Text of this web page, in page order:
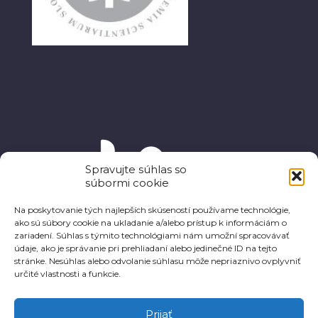
Spravujte súhlas so
súbormi cookie
Na poskytovanie tých najlepších skúseností používame technológie,
ako sú súbory cookie na ukladanie a/alebo prístup k informáciám o
zariadení. Súhlas s týmito technológiami nám umožní spracovávať
údaje, ako je správanie pri prehliadaní alebo jedinečné ID na tejto
stránke. Nesúhlas alebo odvolanie súhlasu môže nepriaznivo ovplyvniť
určité vlastnosti a funkcie.
Prijať